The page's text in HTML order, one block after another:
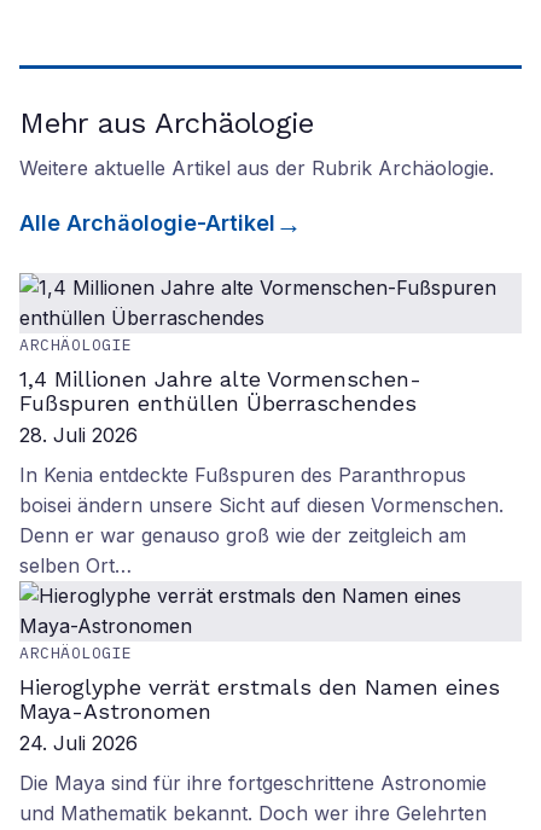
Mehr aus Archäologie
Weitere aktuelle Artikel aus der Rubrik Archäologie.
Alle Archäologie-Artikel
ARCHÄOLOGIE
1,4 Millionen Jahre alte Vormenschen-
Fußspuren enthüllen Überraschendes
28. Juli 2026
In Kenia entdeckte Fußspuren des Paranthropus
boisei ändern unsere Sicht auf diesen Vormenschen.
Denn er war genauso groß wie der zeitgleich am
selben Ort…
ARCHÄOLOGIE
Hieroglyphe verrät erstmals den Namen eines
Maya-Astronomen
24. Juli 2026
Die Maya sind für ihre fortgeschrittene Astronomie
und Mathematik bekannt. Doch wer ihre Gelehrten